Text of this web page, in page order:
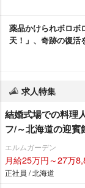
薬品かけられボロ
天！」、奇跡の復活
求人特集
結婚式場での料理
フ/～北海道の迎賓
エルムガーデン
月給25万円～27万
正社員 / 北海道